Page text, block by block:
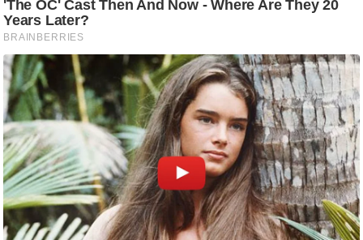
श
न
शि
प
रा
ज
नी
ति
वि
श्ले
ष